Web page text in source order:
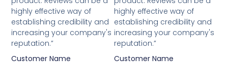
highly effective way of
establishing credibility and
increasing your company's
reputation.”
Customer Name
highly effective way of
establishing credibility and
increasing your company's
reputation.”
Customer Name